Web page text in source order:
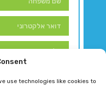
use technologies like cookies to